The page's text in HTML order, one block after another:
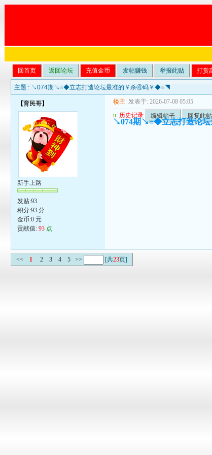
回首页 返回论坛 充值金币 发帖赚钱 举报此贴 打赏
主题 : ↘074期↘≡◆立志打造论坛最准的￥杀④码￥◆≡◥
【育民哥】
新手上路
发贴:93
积分:93 分
金币:0 元
贡献值:93 点
楼主 发表于: 2026-07-08 05:05
u 历史记录 编辑帖子 回复此帖
↘074期↘≡◆立志打造论
<< 1 2 3 4 5 >> [共23页]